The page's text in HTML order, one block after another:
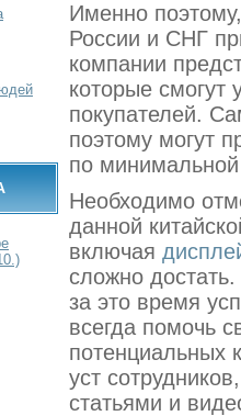
Именно
России и СНГ
компании
которые смогут
покупателей.
поэтому могут
по
Необходимо
данной
включая
сложно
за это время
всегда помочь
потенциальных
уст
статьями и